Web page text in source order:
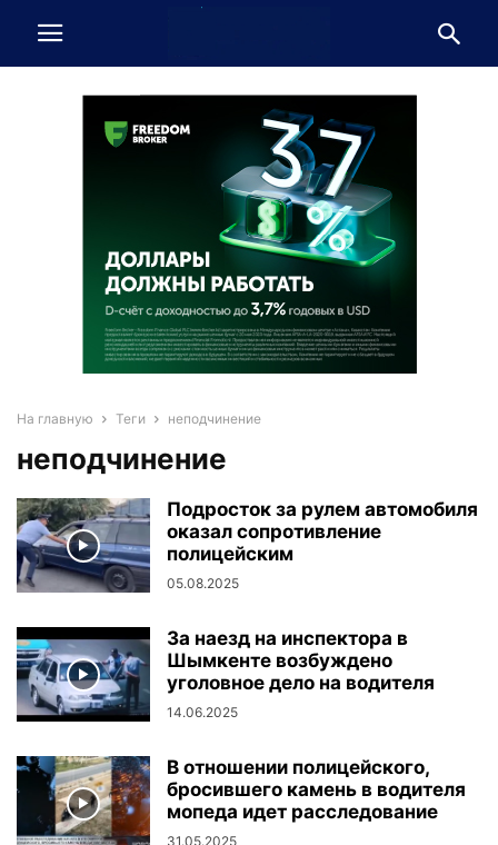
На главную Теги неподчинение
неподчинение
Подросток за рулем автомобиля
оказал сопротивление
полицейским
05.08.2025
За наезд на инспектора в
Шымкенте возбуждено
уголовное дело на водителя
14.06.2025
В отношении полицейского,
бросившего камень в водителя
мопеда идет расследование
31.05.2025